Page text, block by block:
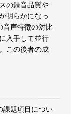
の録音品質や
明らかになっ
音声特徴の対比
入手して並行
この後者の成
課題項目につい